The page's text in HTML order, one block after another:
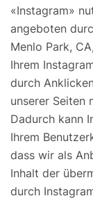
«Instagram»
angeboten
Menlo Park,
Ihrem
durch
unserer Seiten
Dadurch kann
Ihrem
dass wir als
Inhalt der
durch